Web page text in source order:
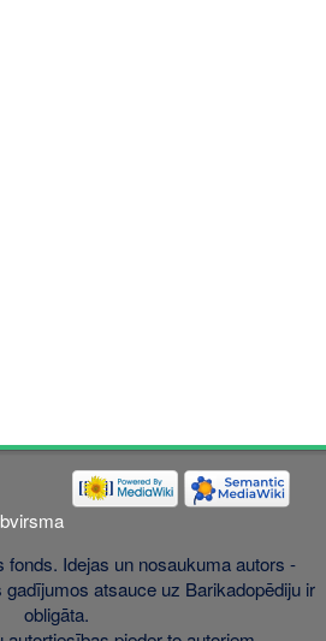
Idejas un nosaukuma autors -
atsauce uz Barikadopēdiju ir
obligāta.